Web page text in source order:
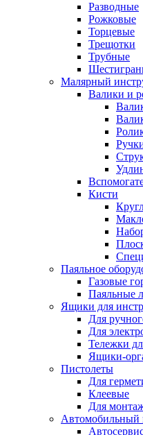
Разводные
Рожковые
Торцевые
Трещотки
Трубные
Малярный
Валики и
Кисти
Паяльное
Газовые
Паяльные
Ящики для
Для
Для
Тележки
Ящики-
Пистолеты
Для
Клеевые
Для
Автомобильный